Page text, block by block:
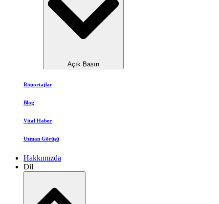
Açık Basın
Röportajlar
Blog
Vital Haber
Uzman Görüşü
Hakkımızda
Dil